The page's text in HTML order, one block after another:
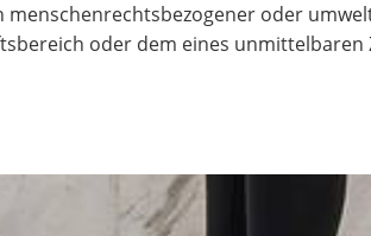
menschenrechtsbezogener oder
oder dem eines